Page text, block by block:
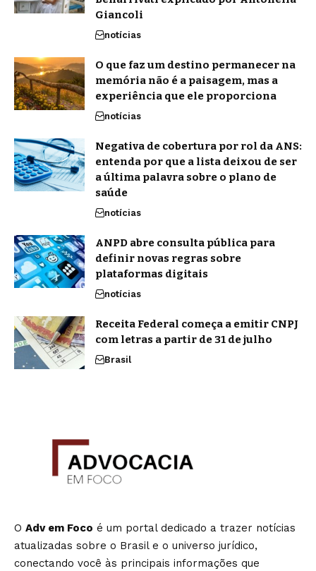
Giancoli
notícias
O que faz um destino permanecer na
memória não é a paisagem, mas a
experiência que ele proporciona
notícias
Negativa de cobertura por rol da ANS:
entenda por que a lista deixou de ser
a última palavra sobre o plano de
saúde
notícias
ANPD abre consulta pública para
definir novas regras sobre
plataformas digitais
notícias
Receita Federal começa a emitir CNPJ
com letras a partir de 31 de julho
Brasil
O Adv em Foco é um portal dedicado a trazer notícias
atualizadas sobre o Brasil e o universo jurídico,
conectando você às principais informações que